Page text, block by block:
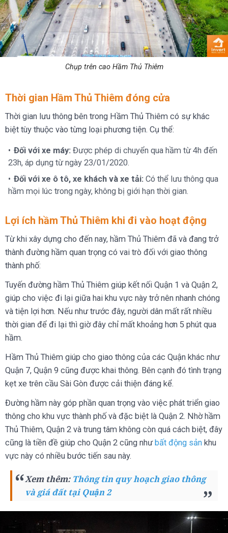
Chụp trên cao Hầm Thủ Thiêm
Thời gian Hầm Thủ Thiêm đóng cửa
Thời gian lưu thông bên trong Hầm Thủ Thiêm có sự khác
biệt tùy thuộc vào từng loại phương tiện. Cụ thể:
Đối với xe máy: Được phép di chuyển qua hầm từ 4h đến
23h, áp dụng từ ngày 23/01/2020.
Đối với xe ô tô, xe khách và xe tải: Có thể lưu thông qua
hầm mọi lúc trong ngày, không bị giới hạn thời gian.
Lợi ích hầm Thủ Thiêm khi đi vào hoạt động
Từ khi xây dựng cho đến nay, hầm Thủ Thiêm đã và đang trở
thành đường hầm quan trọng có vai trò đối với giao thông
thành phố:
Tuyến đường hầm Thủ Thiêm giúp kết nối Quận 1 và Quận 2,
giúp cho việc đi lại giữa hai khu vực này trở nên nhanh chóng
và tiện lợi hơn. Nếu như trước đây, người dân mất rất nhiều
thời gian để đi lại thì giờ đây chỉ mất khoảng hơn 5 phút qua
hầm.
Hầm Thủ Thiêm giúp cho giao thông của các Quận khác như
Quận 7, Quận 9 cũng được khai thông. Bên cạnh đó tình trạng
kẹt xe trên cầu Sài Gòn được cải thiện đáng kể.
Đường hầm này góp phần quan trọng vào việc phát triển giao
thông cho khu vực thành phố và đặc biệt là Quận 2. Nhờ hầm
Thủ Thiêm, Quận 2 và trung tâm không còn quá cách biệt, đây
cũng là tiền đề giúp cho Quận 2 cũng nhưbất động sản khu
vực này có nhiều bước tiến sau này.
Xem thêm: Thông tin quy hoạch giao thông
và giá đất tại Quận 2